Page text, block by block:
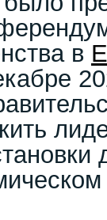
в